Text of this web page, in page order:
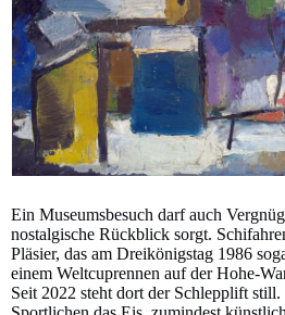
Ein Museumsbesuch darf auch
nostalgische Rückblick sorgt.
Pläsier, das am Dreikönigstag 1986
einem Weltcuprennen auf der Hohe-
Seit 2022 steht dort der Schlepplift